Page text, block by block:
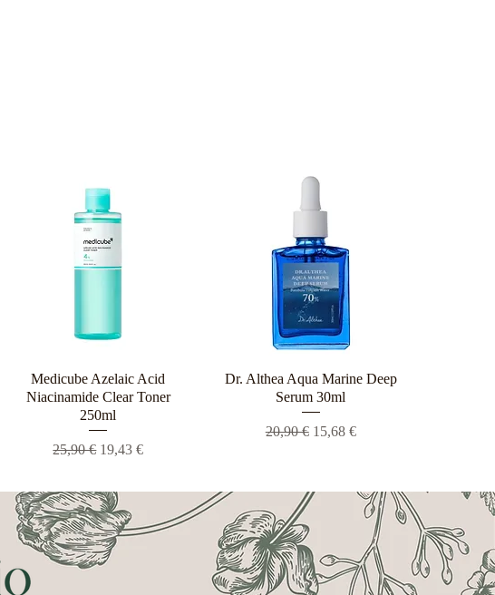
Γρήγορη προβολή
Medicube Azelaic Acid
Niacinamide Clear Toner
250ml
Κανονική τιμή
25,90 € Τιμή Έκπτωσης
19,43 €
Γρήγορη προβολή
Dr. Althea Aqua Marine Deep
Serum 30ml
Κανονική τιμή
20,90 € Τιμή Έκπτωσης
15,68 €